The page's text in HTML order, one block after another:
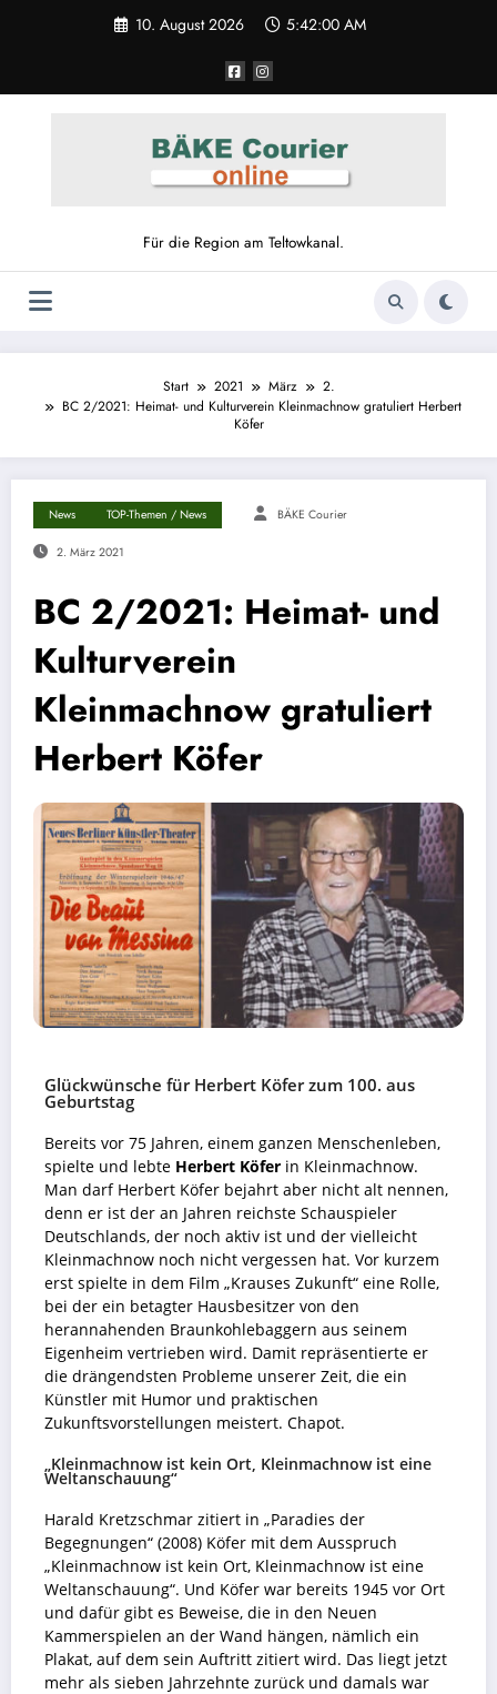
10. August 2026 5:42:00 AM
Für die Region am Teltowkanal.
Start 2021 März
2.
BC 2/2021: Heimat- und Kulturverein Kleinmachnow gratuliert Herbert
Köfer
News TOP-Themen / News BÄKE Courier
2. März 2021
BC 2/2021: Heimat- und
Kulturverein
Kleinmachnow gratuliert
Herbert Köfer
Glückwünsche für Herbert Köfer zum 100. aus
Geburtstag
Bereits vor 75 Jahren, einem ganzen Menschenleben,
spielte und lebte Herbert Köfer in Kleinmachnow.
Man darf Herbert Köfer bejahrt aber nicht alt nennen,
denn er ist der an Jahren reichste Schauspieler
Deutschlands, der noch aktiv ist und der vielleicht
Kleinmachnow noch nicht vergessen hat. Vor kurzem
erst spielte in dem Film „Krauses Zukunft“ eine Rolle,
bei der ein betagter Hausbesitzer von den
herannahenden Braunkohlebaggern aus seinem
Eigenheim vertrieben wird. Damit repräsentierte er
die drängendsten Probleme unserer Zeit, die ein
Künstler mit Humor und praktischen
Zukunftsvorstellungen meistert. Chapot.
„Kleinmachnow ist kein Ort, Kleinmachnow ist eine
Weltanschauung“
Harald Kretzschmar zitiert in „Paradies der
Begegnungen“ (2008) Köfer mit dem Ausspruch
„Kleinmachnow ist kein Ort, Kleinmachnow ist eine
Weltanschauung“. Und Köfer war bereits 1945 vor Ort
und dafür gibt es Beweise, die in den Neuen
Kammerspielen an der Wand hängen, nämlich ein
Plakat, auf dem sein Auftritt zitiert wird. Das liegt jetzt
mehr als sieben Jahrzehnte zurück und damals war